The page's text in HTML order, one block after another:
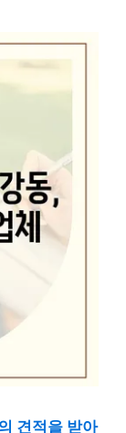
견적을 받아